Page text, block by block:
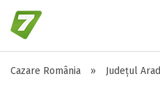
Cazare România » Județul Arad
Stele / margarete